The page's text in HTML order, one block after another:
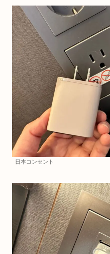
日本コンセント